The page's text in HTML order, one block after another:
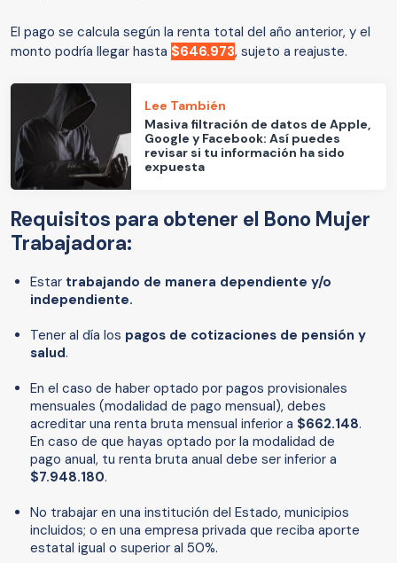
El pago se calcula según la renta total del año anterior, y el
monto podría llegar hasta $646.973, sujeto a reajuste.
Lee También
Masiva filtración de datos de Apple,
Google y Facebook: Así puedes
revisar si tu información ha sido
expuesta
Requisitos para obtener el Bono Mujer
Trabajadora:
Estar trabajando de manera dependiente y/o
independiente.
Tener al día los pagos de cotizaciones de pensión y
salud.
En el caso de haber optado por pagos provisionales
mensuales (modalidad de pago mensual), debes
acreditar una renta bruta mensual inferior a $662.148.
En caso de que hayas optado por la modalidad de
pago anual, tu renta bruta anual debe ser inferior a
$7.948.180.
No trabajar en una institución del Estado, municipios
incluidos; o en una empresa privada que reciba aporte
estatal igual o superior al 50%.